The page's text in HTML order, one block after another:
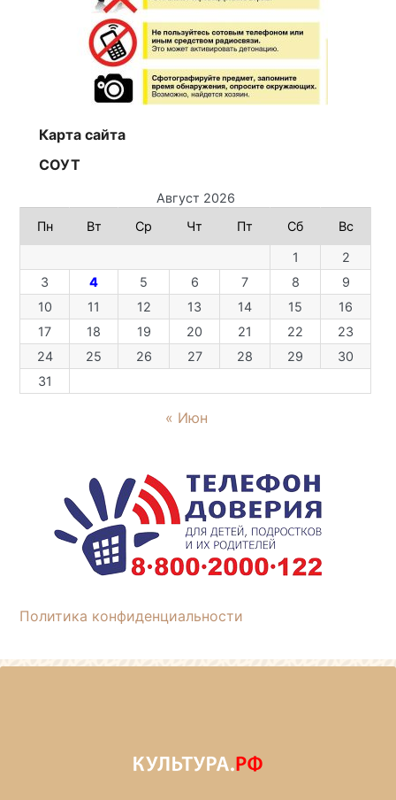
Карта сайта
СОУТ
Август 2026
Пн
Вт Ср Чт Пт Сб Вс
1
2
3
4 5 6 7 8
9
10
11 12 13 14 15
16
17
18 19 20 21 22
23
24
25 26 27 28 29
30
31
« Июн
Политика конфиденциальности